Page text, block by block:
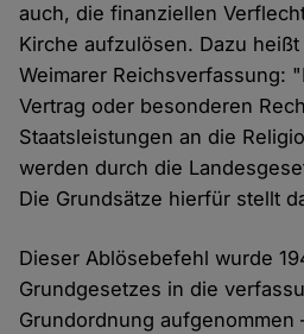
auch, die finanziellen
Kirche aufzulösen. Dazu
Weimarer Reichsverfassung:
Vertrag oder besonderen
Staatsleistungen an die
werden durch die
Die Grundsätze hierfür stellt
Dieser Ablösebefehl wurde
Grundgesetzes in die
Grundordnung